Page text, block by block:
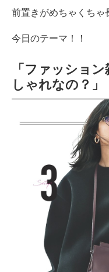
前置きがめちゃくちゃ
今日のテーマ！！
「ファッショ
しゃれなの？」